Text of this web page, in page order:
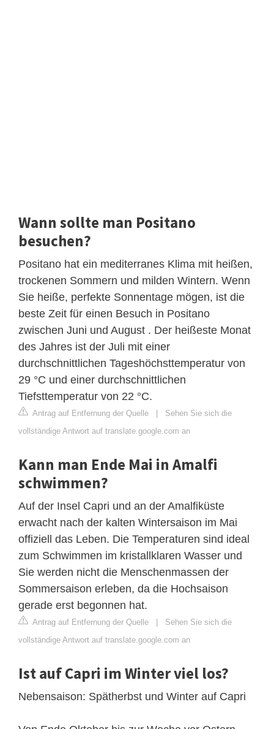
Wann sollte man Positano
besuchen?
Positano hat ein mediterranes Klima mit heißen,
trockenen Sommern und milden Wintern. Wenn
Sie heiße, perfekte Sonnentage mögen, ist die
beste Zeit für einen Besuch in Positano
zwischen Juni und August . Der heißeste Monat
des Jahres ist der Juli mit einer
durchschnittlichen Tageshöchsttemperatur von
29 °C und einer durchschnittlichen
Tiefsttemperatur von 22 °C.
Antrag auf Entfernung der Quelle | Sehen Sie sich die
vollständige Antwort auf translate.google.com an
Kann man Ende Mai in Amalfi
schwimmen?
Auf der Insel Capri und an der Amalfiküste
erwacht nach der kalten Wintersaison im Mai
offiziell das Leben. Die Temperaturen sind ideal
zum Schwimmen im kristallklaren Wasser und
Sie werden nicht die Menschenmassen der
Sommersaison erleben, da die Hochsaison
gerade erst begonnen hat.
Antrag auf Entfernung der Quelle | Sehen Sie sich die
vollständige Antwort auf translate.google.com an
Ist auf Capri im Winter viel los?
Nebensaison: Spätherbst und Winter auf Capri